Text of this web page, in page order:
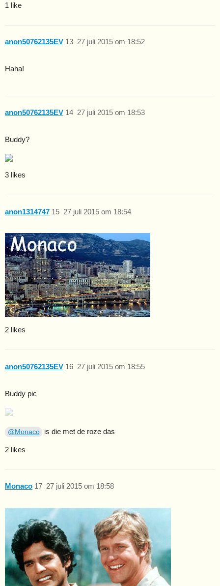
1 like
anon50762135EV 27 juli 2015 om 18:52
13
Haha!
anon50762135EV 27 juli 2015 om 18:53
14
Buddy?
3 likes
anon1314747 27 juli 2015 om 18:54
15
2 likes
anon50762135EV 27 juli 2015 om 18:55
16
Buddy pic
@Monaco is die met de roze das
2 likes
Monaco 27 juli 2015 om 18:58
17